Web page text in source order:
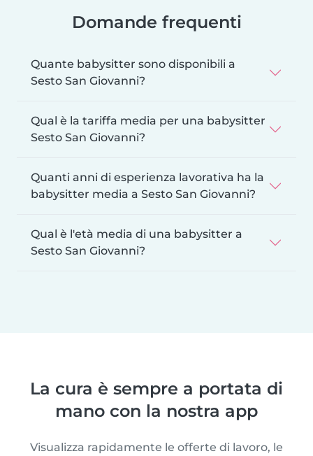
Domande frequenti
Quante babysitter sono disponibili a
Sesto San Giovanni?
Qual è la tariffa media per una babysitter
Sesto San Giovanni?
Quanti anni di esperienza lavorativa ha la
babysitter media a Sesto San Giovanni?
Qual è l'età media di una babysitter a
Sesto San Giovanni?
La cura è sempre a portata di
mano con la nostra app
Visualizza rapidamente le offerte di lavoro, le